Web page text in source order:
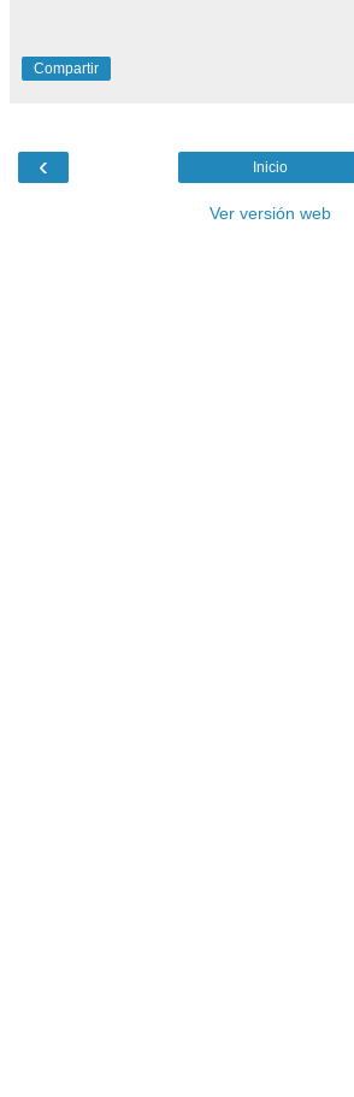
Compartir
‹ Inicio
Ver versión web